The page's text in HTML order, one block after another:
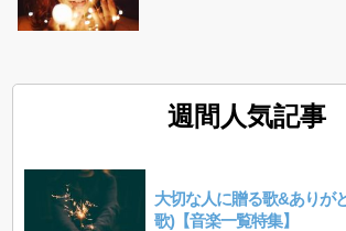
週間人気記事
大切な人に贈る歌&ありが
歌)【音楽一覧特集】